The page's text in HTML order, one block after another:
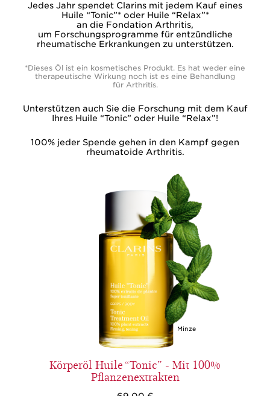
Minze
Jedes Jahr spendet Clarins mit jedem Kauf eines
Huile “Tonic”* oder Huile “Relax”*
an die Fondation Arthritis,
um Forschungsprogramme für entzündliche
rheumatische Erkrankungen zu unterstützen.
*Dieses Öl ist ein kosmetisches Produkt. Es hat weder eine
therapeutische Wirkung noch ist es eine Behandlung
für Arthritis.
Unterstützen auch Sie die Forschung mit dem Kauf
Ihres Huile “Tonic” oder Huile “Relax”!
100% jeder Spende gehen in den Kampf gegen
rheumatoide Arthritis.
Körperöl Huile “Tonic” - Mit 100%
Pflanzenextrakten